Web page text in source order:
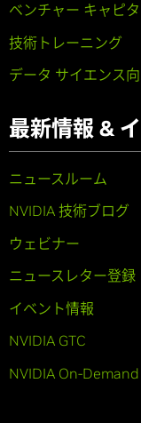
ベンチャー キャピ
技術トレーニング
データ サイエンス
最新情報 &
ニュースルーム
NVIDIA 技術ブログ
ウェビナー
ニュースレター登録
イベント情報
NVIDIA GTC
NVIDIA On-Demand